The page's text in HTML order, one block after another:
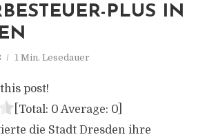
PLUS IN
1 Min. Lesedauer
post!
[Total: 0 Average: 0]
die Stadt Dresden ihre